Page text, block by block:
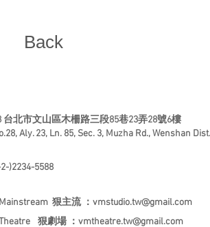
Back
台北市文山區木柵路三段85巷23弄28號6樓
Aly. 23, Ln. 85, Sec. 3, Muzha Rd., Wenshan
)2234-5588
狠主流 ： vmstudio.tw@gmail.com
狠劇場 ： vmtheatre.tw@gmail.com